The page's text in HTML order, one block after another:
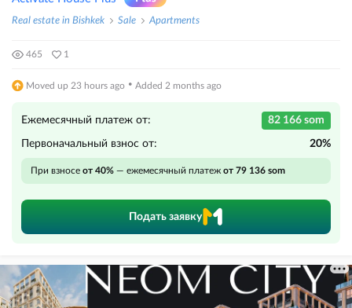
Real estate in Bishkek Sale Apartments
465 1
Moved up 23 hours ago · Added 2 months ago
Ежемесячный платеж от: 82 166 som
Первоначальный взнос от: 20%
При взносе от 40% — ежемесячный платеж от 79 136 som
Подать заявку